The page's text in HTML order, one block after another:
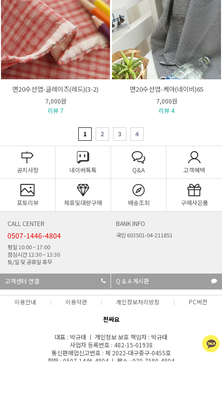
면20수선염-글레이즈(레드)(3-2)
7,000원
리뷰 7
면20수선염-케아(네이비)65
7,000원
리뷰 4
1 2 3 4
공지사항 네이버톡톡 Q&A 고객혜택
포토리뷰 제휴및대량구매 배송조회 구매사은품
CALL CENTER
0507-1446-4804
평일 10:00 ~ 17:00
점심시간 12:30 ~ 13:30
토/일 및 공휴일 휴무
BANK INFO
국민 603501-04-211851
고객센터 연결 Q & A 게시판
이용안내 이용약관 개인정보처리방침 PC버전
천싸요
대표 : 박규태 ㅣ 개인정보 보호 책임자 : 박규태
사업자 등록번호 : 482-15-01938
통신판매업신고번호 : 제 2022-대구중구-0455호
전화 : 0507-1446-4804 ㅣ 팩스 : 070-7580-4804